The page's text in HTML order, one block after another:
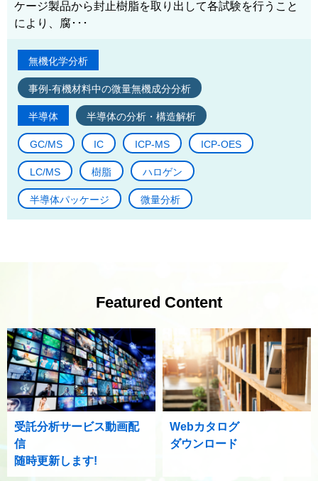
ケージ製品から封止樹脂を取り出して各試験を行うこと
により、腐･･･
無機化学分析
事例-有機材料中の微量無機成分分析
半導体 半導体の分析・構造解析
GC/MS IC ICP-MS ICP-OES
LC/MS 樹脂 ハロゲン
半導体パッケージ 微量分析
Featured Content
受託分析サービス動画配
信
随時更新します!
Webカタログ
ダウンロード